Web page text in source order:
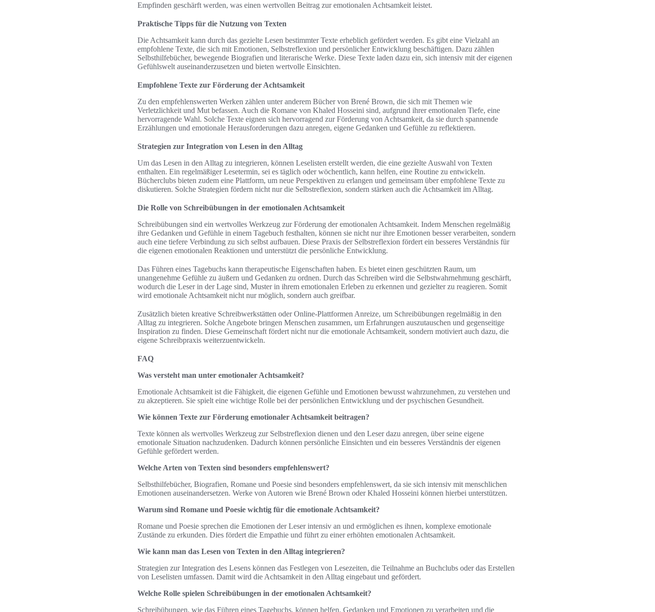
Empfinden geschärft werden, was einen wertvollen Beitrag zur emotionalen Achtsamkeit leistet.
Praktische Tipps für die Nutzung von Texten
Die Achtsamkeit kann durch das gezielte Lesen bestimmter Texte erheblich gefördert werden. Es gibt eine Vielzahl an
empfohlene Texte, die sich mit Emotionen, Selbstreflexion und persönlicher Entwicklung beschäftigen. Dazu zählen
Selbsthilfebücher, bewegende Biografien und literarische Werke. Diese Texte laden dazu ein, sich intensiv mit der eigenen
Gefühlswelt auseinanderzusetzen und bieten wertvolle Einsichten.
Empfohlene Texte zur Förderung der Achtsamkeit
Zu den empfehlenswerten Werken zählen unter anderem Bücher von Brené Brown, die sich mit Themen wie
Verletzlichkeit und Mut befassen. Auch die Romane von Khaled Hosseini sind, aufgrund ihrer emotionalen Tiefe, eine
hervorragende Wahl. Solche Texte eignen sich hervorragend zur Förderung von Achtsamkeit, da sie durch spannende
Erzählungen und emotionale Herausforderungen dazu anregen, eigene Gedanken und Gefühle zu reflektieren.
Strategien zur Integration von Lesen in den Alltag
Um das Lesen in den Alltag zu integrieren, können Leselisten erstellt werden, die eine gezielte Auswahl von Texten
enthalten. Ein regelmäßiger Lesetermin, sei es täglich oder wöchentlich, kann helfen, eine Routine zu entwickeln.
Bücherclubs bieten zudem eine Plattform, um neue Perspektiven zu erlangen und gemeinsam über empfohlene Texte zu
diskutieren. Solche Strategien fördern nicht nur die Selbstreflexion, sondern stärken auch die Achtsamkeit im Alltag.
Die Rolle von Schreibübungen in der emotionalen Achtsamkeit
Schreibübungen sind ein wertvolles Werkzeug zur Förderung der emotionalen Achtsamkeit. Indem Menschen regelmäßig
ihre Gedanken und Gefühle in einem Tagebuch festhalten, können sie nicht nur ihre Emotionen besser verarbeiten, sondern
auch eine tiefere Verbindung zu sich selbst aufbauen. Diese Praxis der Selbstreflexion fördert ein besseres Verständnis für
die eigenen emotionalen Reaktionen und unterstützt die persönliche Entwicklung.
Das Führen eines Tagebuchs kann therapeutische Eigenschaften haben. Es bietet einen geschützten Raum, um
unangenehme Gefühle zu äußern und Gedanken zu ordnen. Durch das Schreiben wird die Selbstwahrnehmung geschärft,
wodurch die Leser in der Lage sind, Muster in ihrem emotionalen Erleben zu erkennen und gezielter zu reagieren. Somit
wird emotionale Achtsamkeit nicht nur möglich, sondern auch greifbar.
Zusätzlich bieten kreative Schreibwerkstätten oder Online-Plattformen Anreize, um Schreibübungen regelmäßig in den
Alltag zu integrieren. Solche Angebote bringen Menschen zusammen, um Erfahrungen auszutauschen und gegenseitige
Inspiration zu finden. Diese Gemeinschaft fördert nicht nur die emotionale Achtsamkeit, sondern motiviert auch dazu, die
eigene Schreibpraxis weiterzuentwickeln.
FAQ
Was versteht man unter emotionaler Achtsamkeit?
Emotionale Achtsamkeit ist die Fähigkeit, die eigenen Gefühle und Emotionen bewusst wahrzunehmen, zu verstehen und
zu akzeptieren. Sie spielt eine wichtige Rolle bei der persönlichen Entwicklung und der psychischen Gesundheit.
Wie können Texte zur Förderung emotionaler Achtsamkeit beitragen?
Texte können als wertvolles Werkzeug zur Selbstreflexion dienen und den Leser dazu anregen, über seine eigene
emotionale Situation nachzudenken. Dadurch können persönliche Einsichten und ein besseres Verständnis der eigenen
Gefühle gefördert werden.
Welche Arten von Texten sind besonders empfehlenswert?
Selbsthilfebücher, Biografien, Romane und Poesie sind besonders empfehlenswert, da sie sich intensiv mit menschlichen
Emotionen auseinandersetzen. Werke von Autoren wie Brené Brown oder Khaled Hosseini können hierbei unterstützen.
Warum sind Romane und Poesie wichtig für die emotionale Achtsamkeit?
Romane und Poesie sprechen die Emotionen der Leser intensiv an und ermöglichen es ihnen, komplexe emotionale
Zustände zu erkunden. Dies fördert die Empathie und führt zu einer erhöhten emotionalen Achtsamkeit.
Wie kann man das Lesen von Texten in den Alltag integrieren?
Strategien zur Integration des Lesens können das Festlegen von Lesezeiten, die Teilnahme an Buchclubs oder das Erstellen
von Leselisten umfassen. Damit wird die Achtsamkeit in den Alltag eingebaut und gefördert.
Welche Rolle spielen Schreibübungen in der emotionalen Achtsamkeit?
Schreibübungen, wie das Führen eines Tagebuchs, können helfen, Gedanken und Emotionen zu verarbeiten und die